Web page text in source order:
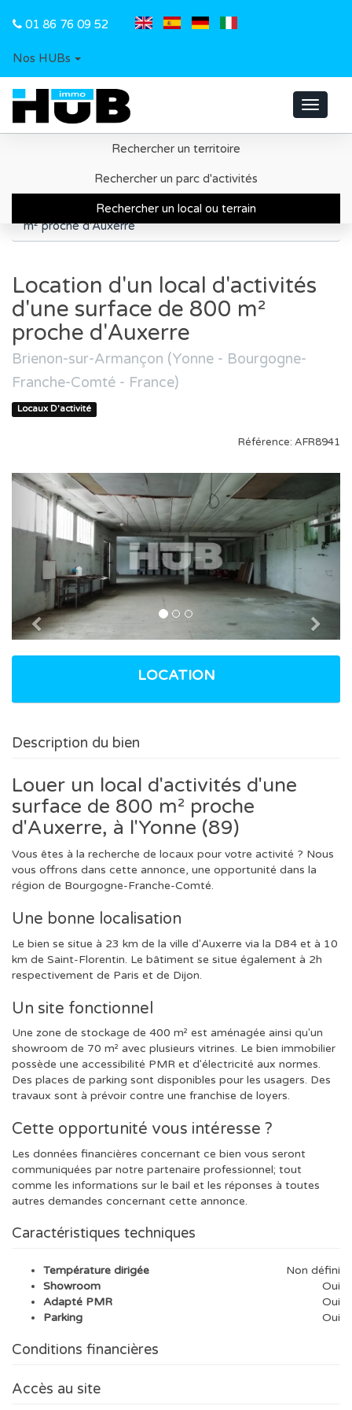
01 86 76 09 52
Nos HUBs
Toggle
Rechercher un territoire
Rechercher un parc d'activités
Rechercher un local ou terrain
Recherche d'un local ou d'un terrain
Région Bourgogne-Franche-Comté
Location d'un local d'activités d'une surface de 800
m² proche d'Auxerre
Location d'un local d'activités
d'une surface de 800 m²
proche d'Auxerre
Brienon-sur-Armançon (Yonne - Bourgogne-
Franche-Comté - France)
Locaux D'activité
Référence: AFR8941
Previous
LOCATION
Description du bien
Louer un local d'activités d'une
surface de 800 m² proche
d'Auxerre, à l'Yonne (89)
Vous êtes à la recherche de locaux pour votre activité ? Nous
vous offrons dans cette annonce, une opportunité dans la
région de Bourgogne-Franche-Comté.
Une bonne localisation
Le bien se situe à 23 km de la ville d'Auxerre via la D84 et à 10
km de Saint-Florentin. Le bâtiment se situe également à 2h
respectivement de Paris et de Dijon.
Un site fonctionnel
Une zone de stockage de 400 m² est aménagée ainsi qu'un
showroom de 70 m² avec plusieurs vitrines. Le bien immobilier
possède une accessibilité PMR et d'électricité aux normes.
Des places de parking sont disponibles pour les usagers. Des
travaux sont à prévoir contre une franchise de loyers.
Cette opportunité vous intéresse ?
Les données financières concernant ce bien vous seront
communiquées par notre partenaire professionnel; tout
comme les informations sur le bail et les réponses à toutes
autres demandes concernant cette annonce.
Caractéristiques techniques
Température dirigée
Non défini
Showroom
Oui
Adapté PMR
Oui
Parking
Oui
Conditions financières
Accès au site